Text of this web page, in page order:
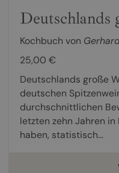
Deutschlands
Kochbuch von
25,00 €
Deutschlands große
deutschen
durchschnittlichen
letzten zehn Jahren
haben, statistisch...